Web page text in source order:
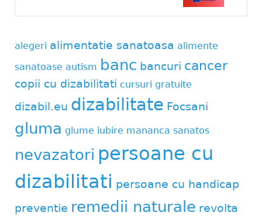
alegeri alimentatie sanatoasa alimente
sanatoase autism banc bancuri cancer
copii cu dizabilitati cursuri gratuite
dizabil.eu dizabilitate Focsani
gluma glume iubire mananca sanatos
nevazatori persoane cu
dizabilitati persoane cu handicap
preventie remedii naturale revolta